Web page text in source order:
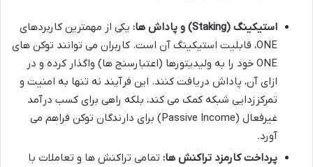
استیکینگ (Staking) و پاداش ها:
یکی از مهمترین کاربردهای
ONE، قابلیت استیکینگ آن است. کاربران می توانند توکن های
ONE خود را به ولیدیتورها (اعتبارسنج ها) واگذار کرده و در
ازای آن، پاداش دریافت کنند. این فرآیند نه تنها به امنیت و
تمرکززدایی شبکه کمک می کند، بلکه راهی برای کسب درآمد
غیرفعال (Passive Income) برای دارندگان توکن فراهم می
آورد.
پرداخت کارمزد تراکنش ها: تمامی تراکنش ها و تعاملات با